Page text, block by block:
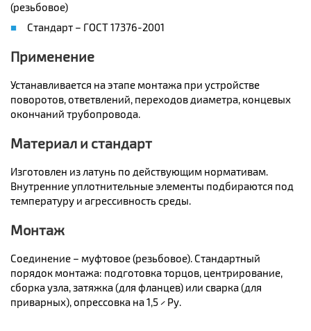
(резьбовое)
Стандарт – ГОСТ 17376-2001
Применение
Устанавливается на этапе монтажа при устройстве
поворотов, ответвлений, переходов диаметра, концевых
окончаний трубопровода.
Материал и стандарт
Изготовлен из латунь по действующим нормативам.
Внутренние уплотнительные элементы подбираются под
температуру и агрессивность среды.
Монтаж
Соединение – муфтовое (резьбовое). Стандартный
порядок монтажа: подготовка торцов, центрирование,
сборка узла, затяжка (для фланцев) или сварка (для
приварных), опрессовка на 1,5 × Ру.